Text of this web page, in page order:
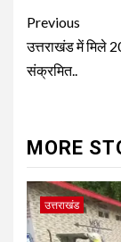
Continue
Previous
उत्तराखंड में मिले
संक्रमित..
MORE
उत्तराखंड